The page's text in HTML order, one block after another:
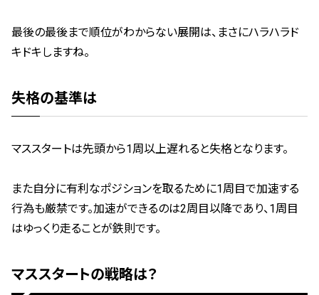
最後の最後まで順位がわからない展開は、まさにハラハラド
キドキしますね。
失格の基準は
マススタートは先頭から1周以上遅れると失格となります。
また自分に有利なポジションを取るために1周目で加速する
行為も厳禁です。加速ができるのは2周目以降であり、1周目
はゆっくり走ることが鉄則です。
マススタートの戦略は？